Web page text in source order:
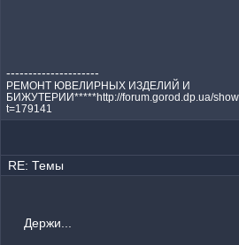
---------------------
РЕМОНТ ЮВЕЛИРНЫХ ИЗДЕЛИЙ И
БИЖУТЕРИИ*****http://forum.gorod.dp.ua/
t=179141
RE: Темы
Держи...